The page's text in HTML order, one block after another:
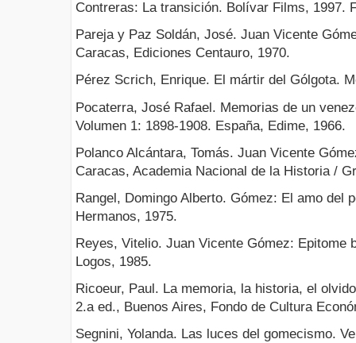
Contreras: La transición. Bolívar Films, 1997.
Pareja y Paz Soldán, José. Juan Vicente
Caracas, Ediciones Centauro, 1970.
Pérez Scrich, Enrique. El mártir del Gólgota.
Pocaterra, José Rafael. Memorias de un
Volumen 1: 1898-1908. España, Edime, 1966.
Polanco Alcántara, Tomás. Juan Vicente
Caracas, Academia Nacional de la Historia /
Rangel, Domingo Alberto. Gómez: El amo del
Hermanos, 1975.
Reyes, Vitelio. Juan Vicente Gómez: Epitome
Logos, 1985.
Ricoeur, Paul. La memoria, la historia, el
2.a ed., Buenos Aires, Fondo de Cultura
Segnini, Yolanda. Las luces del gomecismo.